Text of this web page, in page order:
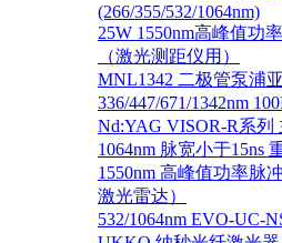
(266/355/532/1064nm)
25W 1550nm高峰值功
（激光测距仪用）
MNL1342 二极管泵浦
336/447/671/1342nm
Nd:YAG VISOR-R系列
1064nm 脉宽小于15ns
1550nm 高峰值功率脉
激光雷达）
532/1064nm EVO-UC-